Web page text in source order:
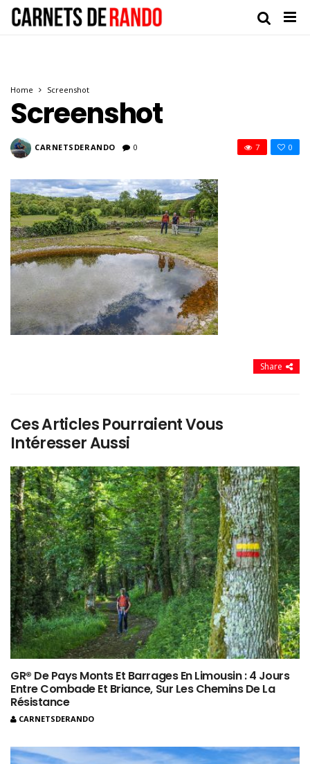
Home Screenshot
Screenshot
CARNETSDERANDO 0 0
7
Share
Ces Articles Pourraient Vous
Intéresser Aussi
GR® De Pays Monts Et Barrages En Limousin : 4 Jours
Entre Combade Et Briance, Sur Les Chemins De La
Résistance
CARNETSDERANDO